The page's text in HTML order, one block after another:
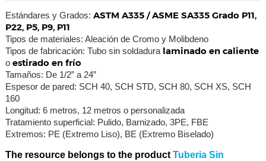
Estándares y Grados: ASTM A335 / ASME SA335 Grado P11,
P22, P5, P9, P11
Tipos de materiales: Aleación de Cromo y Molibdeno
Tipos de fabricación: Tubo sin soldaduralaminado en caliente
o estirado en frío
Tamaños: De 1/2” a 24”
Espesor de pared: SCH 40, SCH STD, SCH 80, SCH XS, SCH
160
Longitud: 6 metros, 12 metros o personalizada
Tratamiento superficial: Pulido, Barnizado, 3PE, FBE
Extremos: PE (Extremo Liso), BE (Extremo Biselado)
The resource belongs to the product Tuberia Sin